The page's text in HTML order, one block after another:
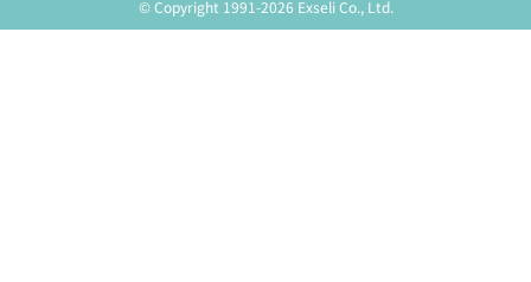
© Copyright 1991-2026 Exseli Co., Ltd.